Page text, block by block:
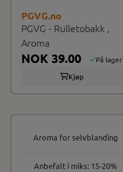
PGVG.no
PGVG - Rulletobakk ,
Aroma
NOK 39.00
På lager
Kjøp
Aroma for selvblanding
Anbefalt i miks: 15-20%